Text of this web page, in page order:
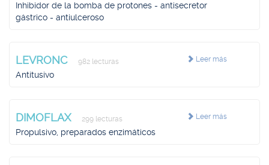
Inhibidor de la bomba de protones - antisecretor
gástrico - antiulceroso
Leer más
LEVRONC 982 lecturas
Antitusivo
Leer más
DIMOFLAX 299 lecturas
Propulsivo, preparados enzimáticos